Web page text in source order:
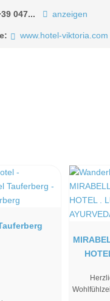
047... anzeigen
www.hotel-viktoria.com